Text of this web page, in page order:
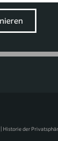
Historie der